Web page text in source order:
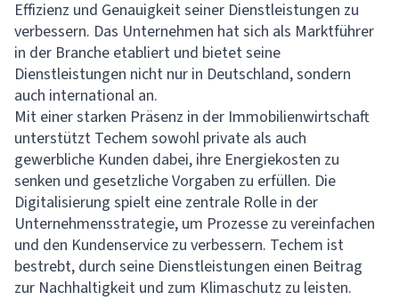
Effizienz und Genauigkeit seiner Dienstleistungen zu
verbessern. Das Unternehmen hat sich als Marktführer
in der Branche etabliert und bietet seine
Dienstleistungen nicht nur in Deutschland, sondern
auch international an.
Mit einer starken Präsenz in der Immobilienwirtschaft
unterstützt Techem sowohl private als auch
gewerbliche Kunden dabei, ihre Energiekosten zu
senken und gesetzliche Vorgaben zu erfüllen. Die
Digitalisierung spielt eine zentrale Rolle in der
Unternehmensstrategie, um Prozesse zu vereinfachen
und den Kundenservice zu verbessern. Techem ist
bestrebt, durch seine Dienstleistungen einen Beitrag
zur Nachhaltigkeit und zum Klimaschutz zu leisten.